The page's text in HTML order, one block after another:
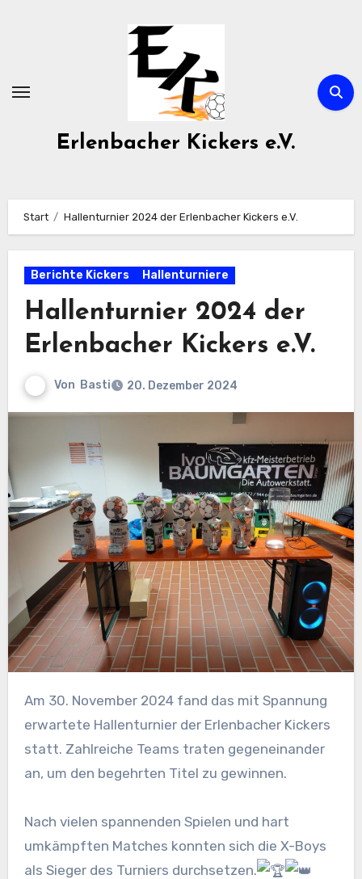
Erlenbacher Kickers e.V.
Start Hallenturnier 2024 der Erlenbacher Kickers e.V.
Berichte Kickers Hallenturniere
Hallenturnier 2024 der
Erlenbacher Kickers e.V.
Von Basti 20. Dezember 2024
Am 30. November 2024 fand das mit Spannung
erwartete Hallenturnier der Erlenbacher Kickers
statt. Zahlreiche Teams traten gegeneinander
an, um den begehrten Titel zu gewinnen.
Nach vielen spannenden Spielen und hart
umkämpften Matches konnten sich die X-Boys
als Sieger des Turniers durchsetzen.